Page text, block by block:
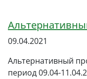
09.04.2021
Альтернативный
период 09.04-